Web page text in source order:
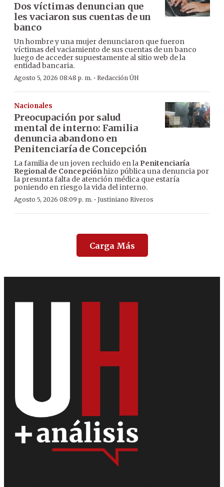
Dos víctimas denuncian que
les vaciaron sus cuentas de un
banco
Un hombre y una mujer denunciaron que fueron
víctimas del vaciamiento de sus cuentas de un banco
luego de acceder supuestamente al sitio web de la
entidad bancaria.
Agosto 5, 2026 08:48 p. m. · Redacción ÚH
Nacionales
Preocupación por salud
mental de interno: Familia
denuncia abandono en
Penitenciaría de Concepción
La familia de un joven recluido en la Penitenciaría
Regional de Concepciónhizo pública una denuncia por
la presunta falta de atención médica que estaría
poniendo en riesgo la vida del interno.
Agosto 5, 2026 08:09 p. m. · Justiniano Riveros
Carga Más